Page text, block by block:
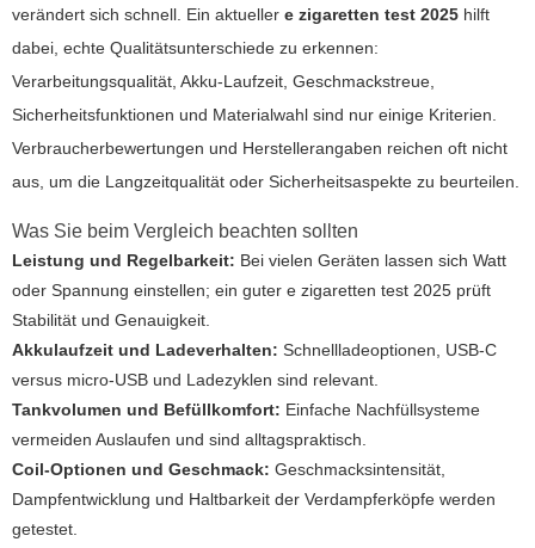
verändert sich schnell. Ein aktueller e zigaretten test 2025 hilft
dabei, echte Qualitätsunterschiede zu erkennen:
Verarbeitungsqualität, Akku-Laufzeit, Geschmackstreue,
Sicherheitsfunktionen und Materialwahl sind nur einige Kriterien.
Verbraucherbewertungen und Herstellerangaben reichen oft nicht
aus, um die Langzeitqualität oder Sicherheitsaspekte zu beurteilen.
Was Sie beim Vergleich beachten sollten
Leistung und Regelbarkeit: Bei vielen Geräten lassen sich Watt
oder Spannung einstellen; ein guter e zigaretten test 2025 prüft
Stabilität und Genauigkeit.
Akkulaufzeit und Ladeverhalten: Schnellladeoptionen, USB-C
versus micro-USB und Ladezyklen sind relevant.
Tankvolumen und Befüllkomfort: Einfache Nachfüllsysteme
vermeiden Auslaufen und sind alltagspraktisch.
Coil-Optionen und Geschmack: Geschmacksintensität,
Dampfentwicklung und Haltbarkeit der Verdampferköpfe werden
getestet.